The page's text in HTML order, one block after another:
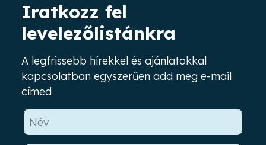
Iratkozz fel
levelezőlistánkra
A legfrissebb hírekkel és ajánlatokkal
kapcsolatban egyszerűen add meg e-mail
címed